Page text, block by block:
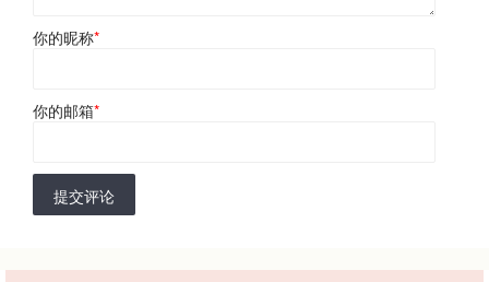
你的昵称*
你的邮箱*
提交评论